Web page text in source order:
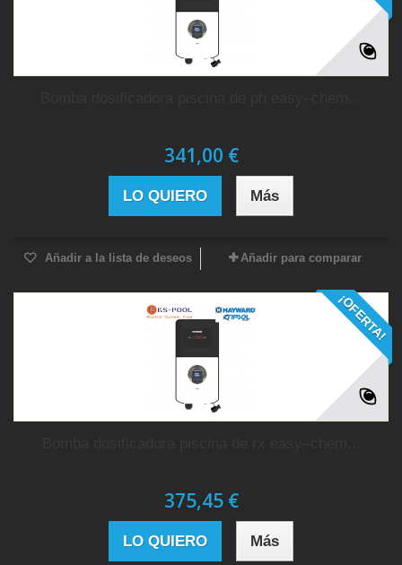
341,00 €
LO QUIERO Más
Añadir a la lista de deseos Añadir para comparar
¡OFERTA!
375,45 €
LO QUIERO Más